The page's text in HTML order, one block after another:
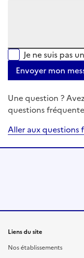
Je ne suis pas
Envoyer mon
Une question ?
questions
Aller aux questions
Liens du site
Nos établissements